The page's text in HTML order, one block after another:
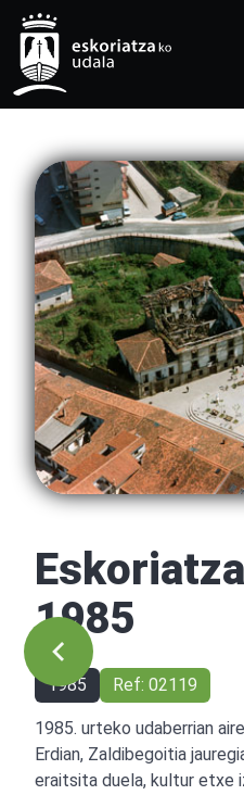
1985
1985 Ref: 02119
1985. urteko udaberrian
Erdian, Zaldibegoitia
eraitsita duela, kultur etxe